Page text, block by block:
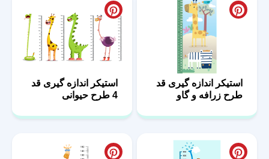
استیکر اندازه گیری قد
طرح زرافه و گاو
استیکر اندازه گیری قد
4 طرح حیوانی